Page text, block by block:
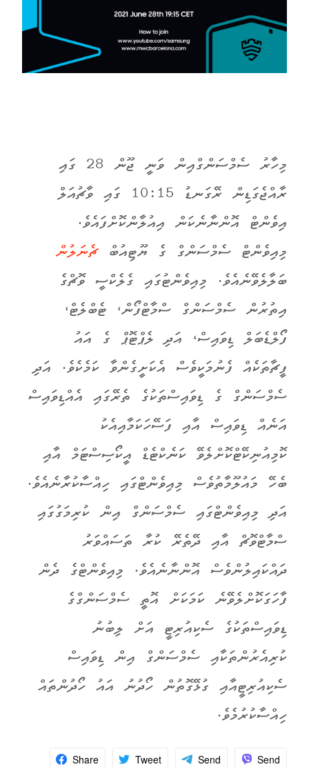
މިހާރު ސެމްސަންގްއިން ވަނީ ޖޫން 28 ގައި
ރާއްޖެގަޑިން ރޭގަނޑު 10:15 ގައި ވާޗުއަލް
އިވެންޓް އޮންނާނެކަން އިއުލާންކޮށްފައެވެ.
މިއިވެންޓް ސެމްސަންގް ގެ ޔޫޓިއުބްޗެނަލުން
ބަލާލެވޭނެއެވެ. މިއިވެންޓުގައި ގެލެކްސީ ވޮޗްގެ
އިތުރުން ސެމްސަންގް ސްމާޓްފޯން، ޓެބްލެޓް،
ފޯލްޑެބަލް ޑިވައިސް، އަދި ލެޕްޓޮޕް ގެ އައު
ފީޗާތަކެއް ފެނުމަކީވެސް އެކަށީގެންވާ ކަމެކެވެ. އަދި
ސެމްސަންގް ގެ ޑިވައިސްތަކުގެ ތެރޭގައި އެއްޑިވައިސް
އަނެއް ޑިވައިސް އާއި ފަސޭހަކަމާއިއެކު
ކޮމިއުނިކޭޓްކޮށްލެވޭ ކަނެކްޓެޑް އީކޯސިސްޓަމް އާއި
ބެހޭ މައުލޫމާތުވެސް މިއިވެންޓްގައި ހިއްސާކުރާނެއެވެ.
އަދި މިއިވެންޓްގައި ސެމްސަންގް އިން ކުރިމަގުގައި
ސްމާޓްވޮޗް އާއި ދޭތެރޭ ކުރާ ތަސައްވަރު
ދައްކައިލުންވެސް އޮންނާނެއެވެ. މިއިވެންޓްގެ ދެން
ފާހަގަކޮށްލެވޭނެ ކަމަކަށް އޮތީ ސެމްސަންގްގެ
ޑިވައިސްތަކުގެ ސެކިއުރިޓީ އަށް ލިބުނު
ކުރިއެރުންތަކާއި ސެމްސަންގް އިން ޑިވައިސް
ސެކިއުރިޓީއާއި ގުޅޭގޮތުން ހޯދުނު އައު ހޯދުންތައް
ހިއްސާކުރުމެވެ.
Share Tweet Send Send